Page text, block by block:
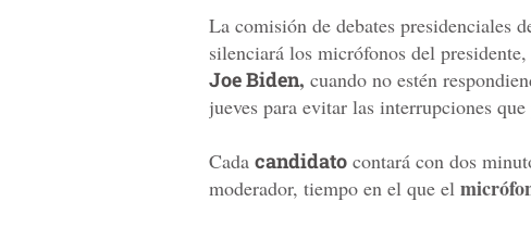
La comisión de debates presidenciales
silenciará los micrófonos del presidente,
Joe Biden, cuando no estén
jueves para evitar las interrupciones
Cada candidato contará con dos
moderador, tiempo en el que el